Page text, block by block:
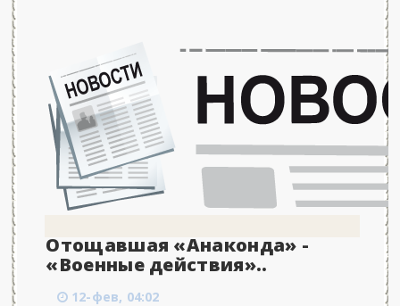
Отощавшая «Анаконда» -
«Военные действия»..
12-фев, 04:02